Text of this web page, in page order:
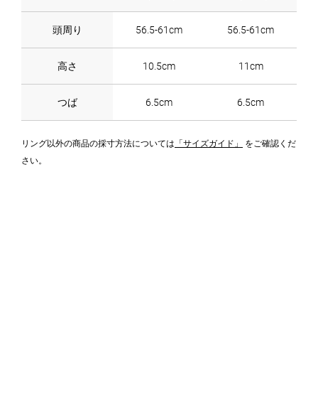
頭周り
高さ
つば
56.5-61cm
10.5cm
6.5cm
56.5-61cm
11cm
6.5cm
リング以外の商品の採寸方法については 「サイズガイド」
をご確認くだ
さい。